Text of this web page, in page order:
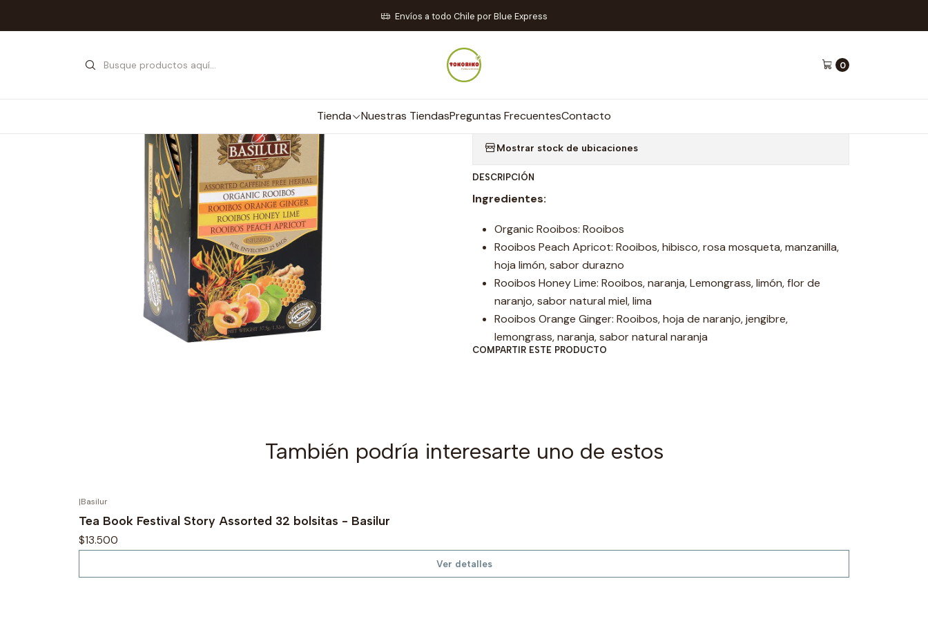
0
Tienda Nuestras TiendasPreguntas FrecuentesContacto
Envíos a todo Chile por Blue Express
Té, Infusiones y Yerba Mate Infusiones Rooibos Surtido 25 bolsitas - Basilur
|
Rooibos Surtido 25 bolsitas - Basilur
Mostrar stock de ubicaciones
DESCRIPCIÓN
Ingredientes:
Organic Rooibos: Rooibos
Rooibos Peach Apricot: Rooibos, hibisco, rosa mosqueta, manzanilla,
hoja limón, sabor durazno
Rooibos Honey Lime: Rooibos, naranja, Lemongrass, limón, flor de
naranjo, sabor natural miel, lima
Rooibos Orange Ginger: Rooibos, hoja de naranjo, jengibre,
lemongrass, naranja, sabor natural naranja
COMPARTIR ESTE PRODUCTO
También podría interesarte uno de estos
|Basilur
Tea Book Festival Story Assorted 32 bolsitas - Basilur
$13.500
Ver detalles